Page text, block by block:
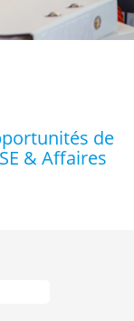
de
& Affaires